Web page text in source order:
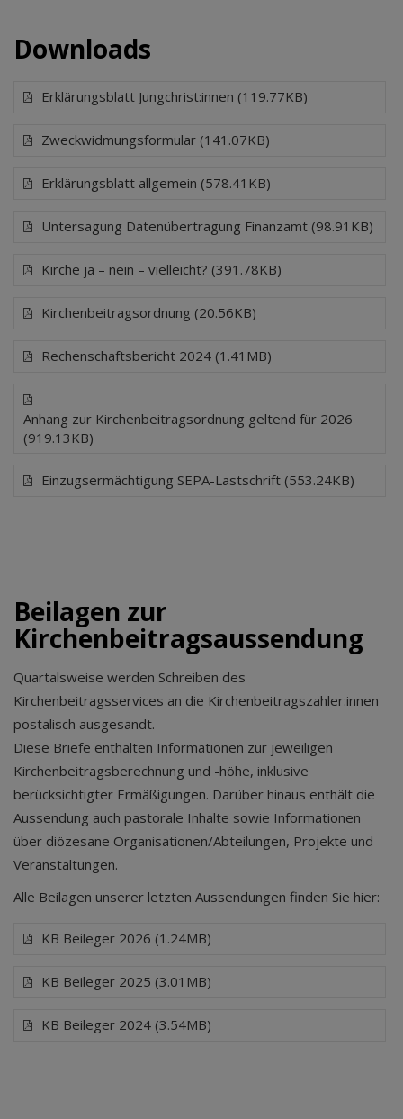
Downloads
Erklärungsblatt Jungchrist:innen (119.77KB)
Zweckwidmungsformular (141.07KB)
Erklärungsblatt allgemein (578.41KB)
Untersagung Datenübertragung Finanzamt (98.91KB)
Kirche ja – nein – vielleicht? (391.78KB)
Kirchenbeitragsordnung (20.56KB)
Rechenschaftsbericht 2024 (1.41MB)
Anhang zur Kirchenbeitragsordnung geltend für 2026
(919.13KB)
Einzugsermächtigung SEPA-Lastschrift (553.24KB)
Beilagen zur
Kirchenbeitragsaussendung
Quartalsweise werden Schreiben des
Kirchenbeitragsservices an die Kirchenbeitragszahler:innen
postalisch ausgesandt.
Diese Briefe enthalten Informationen zur jeweiligen
Kirchenbeitragsberechnung und -höhe, inklusive
berücksichtigter Ermäßigungen. Darüber hinaus enthält die
Aussendung auch pastorale Inhalte sowie Informationen
über diözesane Organisationen/Abteilungen, Projekte und
Veranstaltungen.
Alle Beilagen unserer letzten Aussendungen finden Sie hier:
KB Beileger 2026 (1.24MB)
KB Beileger 2025 (3.01MB)
KB Beileger 2024 (3.54MB)